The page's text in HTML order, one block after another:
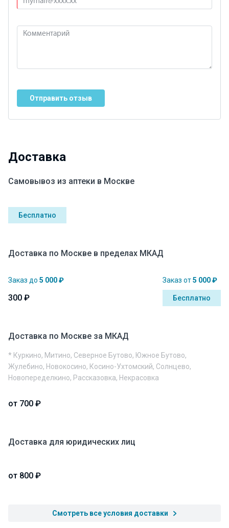
Отправить отзыв
Доставка
Самовывоз из аптеки в Москве
Бесплатно
Доставка по Москве в пределах МКАД
Заказ до 5 000 ₽
300 ₽
Заказ от5 000 ₽
Бесплатно
Доставка по Москве за МКАД
* Куркино, Митино, Северное Бутово, Южное Бутово,
Жулебино, Новокосино, Косино-Ухтомский, Солнцево,
Новопеределкино, Рассказовка, Некрасовка
от 700 ₽
Доставка для юридических лиц
от 800 ₽
Смотреть все условия доставки